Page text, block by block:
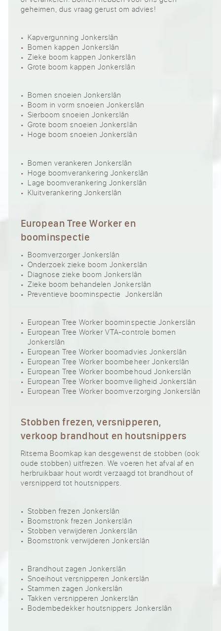
geheimen, dus vraag gerust om advies!
Kapvergunning Jonkerslân
Bomen kappen Jonkerslân
Zieke boom kappen Jonkerslân
Grote boom kappen Jonkerslân
Bomen snoeien Jonkerslân
Boom in vorm snoeien Jonkerslân
Sierboom snoeien Jonkerslân
Grote boom snoeien Jonkerslân
Hoge boom snoeien Jonkerslân
Bomen verankeren Jonkerslân
Hoge boomverankering Jonkerslân
Lage boomverankering Jonkerslân
Kluitverankering Jonkerslân
European Tree Worker en
boominspectie
Boomverzorger Jonkerslân
Onderzoek zieke boom Jonkerslân
Diagnose zieke boom Jonkerslân
Zieke boom behandelen Jonkerslân
Preventieve boominspectie Jonkerslân
European Tree Worker boominspectie Jonkerslân
European Tree Worker VTA-controle bomen
Jonkerslân
European Tree Worker boomadvies Jonkerslân
European Tree Worker boombeheer Jonkerslân
European Tree Worker boombehoud Jonkerslân
European Tree Worker boomveiligheid Jonkerslân
European Tree Worker boomverzorging Jonkerslân
Stobben frezen, versnipperen,
verkoop brandhout en houtsnippers
Ritsema Boomkap kan desgewenst de stobben (ook
oude stobben) uitfrezen. We voeren het afval af en
herbruikbaar hout wordt verzaagd tot brandhout of
versnipperd tot houtsnippers.
Stobben frezen Jonkerslân
Boomstronk frezen Jonkerslân
Stobben verwijderen Jonkerslân
Boomstronk verwijderen Jonkerslân
Brandhout zagen Jonkerslân
Snoeihout versnipperen Jonkerslân
Stammen zagen Jonkerslân
Takken versnipperen Jonkerslân
Bodembedekker houtsnippers Jonkerslân